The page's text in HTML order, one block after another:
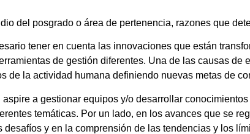
del posgrado o área de pertenencia, razones que
tener en cuenta las innovaciones que están
de gestión diferentes. Una de las causas
de la actividad humana definiendo nuevas metas de
aspire a gestionar equipos y/o desarrollar
temáticas. Por un lado, en los avances que se
desafíos y en la comprensión de las tendencias y los